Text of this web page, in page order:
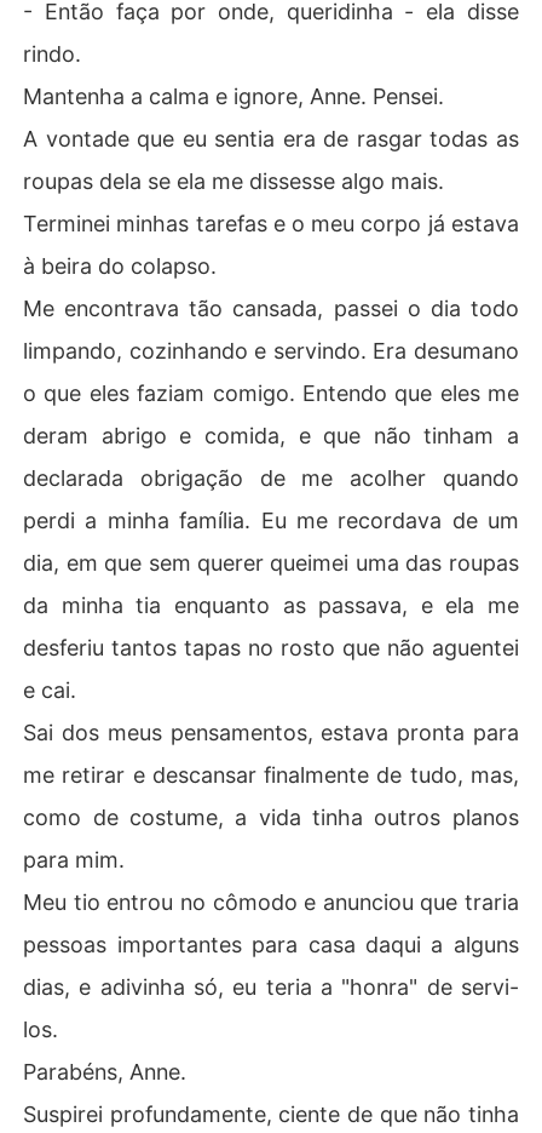
- Então faça por onde, queridinha - ela disse
rindo.
Mantenha a calma e ignore, Anne. Pensei.
A vontade que eu sentia era de rasgar todas as
roupas dela se ela me dissesse algo mais.
Terminei minhas tarefas e o meu corpo já estava
à beira do colapso.
Me encontrava tão cansada, passei o dia todo
limpando, cozinhando e servindo. Era desumano
o que eles faziam comigo. Entendo que eles me
deram abrigo e comida, e que não tinham a
declarada obrigação de me acolher quando
perdi a minha família. Eu me recordava de um
dia, em que sem querer queimei uma das roupas
da minha tia enquanto as passava, e ela me
desferiu tantos tapas no rosto que não aguentei
e cai.
Sai dos meus pensamentos, estava pronta para
me retirar e descansar finalmente de tudo, mas,
como de costume, a vida tinha outros planos
para mim.
Meu tio entrou no cômodo e anunciou que traria
pessoas importantes para casa daqui a alguns
dias, e adivinha só, eu teria a "honra" de servi-
los.
Parabéns, Anne.
Suspirei profundamente, ciente de que não tinha